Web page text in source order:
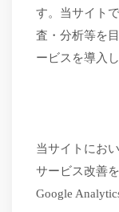
す。当サイト
査・分析等を
ービスを導入
当サイトにお
サービス改善
Google